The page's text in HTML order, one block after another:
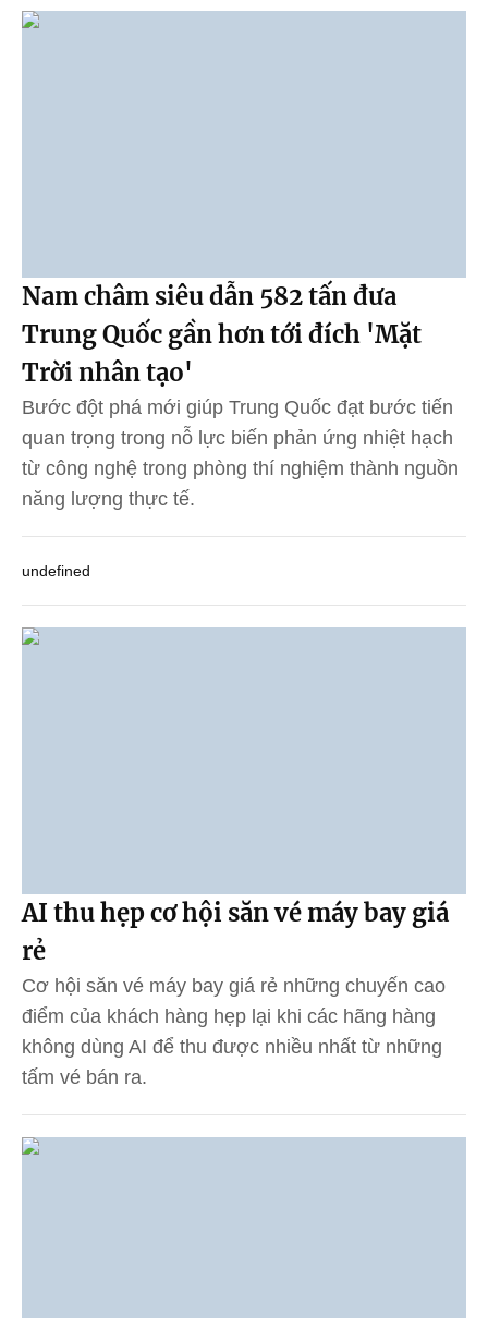
Nam châm siêu dẫn 582 tấn đưa
Trung Quốc gần hơn tới đích 'Mặt
Trời nhân tạo'
Bước đột phá mới giúp Trung Quốc đạt bước tiến
quan trọng trong nỗ lực biến phản ứng nhiệt hạch
từ công nghệ trong phòng thí nghiệm thành nguồn
năng lượng thực tế.
undefined
AI thu hẹp cơ hội săn vé máy bay giá
rẻ
Cơ hội săn vé máy bay giá rẻ những chuyến cao
điểm của khách hàng hẹp lại khi các hãng hàng
không dùng AI để thu được nhiều nhất từ những
tấm vé bán ra.